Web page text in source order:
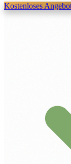
Kostenloses